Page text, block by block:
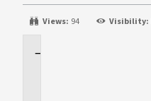
Views: 94 Visibility: